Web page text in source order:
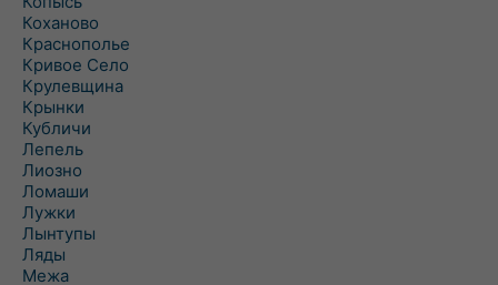
Коханово
Краснополье
Кривое Село
Крулевщина
Крынки
Кубличи
Лепель
Лиозно
Ломаши
Лужки
Лынтупы
Ляды
Межа